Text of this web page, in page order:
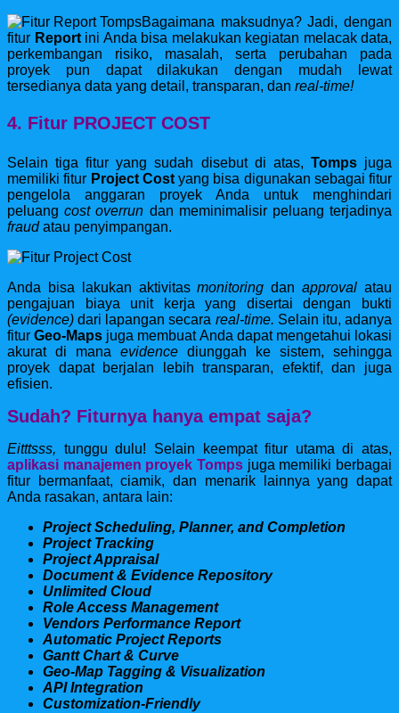
Bagaimana maksudnya? Jadi, dengan
fitur Reportini Anda bisa melakukan kegiatan melacak data,
perkembangan risiko, masalah, serta perubahan pada
proyek pun dapat dilakukan dengan mudah lewat
tersedianya data yang detail, transparan, dan real-time!
4. Fitur PROJECT COST
Selain tiga fitur yang sudah disebut di atas, Tompsjuga
memiliki fitur Project Costyang bisa digunakan sebagai fitur
pengelola anggaran proyek Anda untuk menghindari
peluangcost overrun dan meminimalisir peluang terjadinya
fraudatau penyimpangan.
Anda bisa lakukan aktivitasmonitoring danapproval atau
pengajuan biaya unit kerja yang disertai dengan bukti
(evidence) dari lapangan secara real-time. Selain itu, adanya
fiturGeo-Maps juga membuat Anda dapat mengetahui lokasi
akurat di mana evidence diunggah ke sistem, sehingga
proyek dapat berjalan lebih transparan, efektif, dan juga
efisien.
Sudah? Fiturnya hanya empat saja?
Eitttsss, tunggu dulu! Selain keempat fitur utama di atas,
aplikasi manajemen proyek Tomps juga memiliki berbagai
fitur bermanfaat, ciamik, dan menarik lainnya yang dapat
Anda rasakan, antara lain:
Project Scheduling, Planner, and Completion
Project Tracking
Project Appraisal
Document & Evidence Repository
Unlimited Cloud
Role Access Management
Vendors Performance Report
Automatic Project Reports
Gantt Chart & Curve
Geo-Map Tagging & Visualization
API Integration
Customization-Friendly